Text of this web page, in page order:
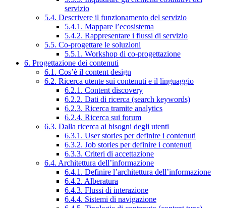
servizio
5.4. Descrivere il funzionamento del servizio
5.4.1. Mappare l’ecosistema
5.4.2. Rappresentare i flussi di servizio
5.5. Co-progettare le soluzioni
5.5.1. Workshop di co-progettazione
6. Progettazione dei contenuti
6.1. Cos’è il content design
6.2. Ricerca utente sui contenuti e il linguaggio
6.2.1. Content discovery
6.2.2. Dati di ricerca (search keywords)
6.2.3. Ricerca tramite analytics
6.2.4. Ricerca sui forum
6.3. Dalla ricerca ai bisogni degli utenti
6.3.1. User stories per definire i contenuti
6.3.2. Job stories per definire i contenuti
6.3.3. Criteri di accettazione
6.4. Architettura dell’informazione
6.4.1. Definire l’architettura dell’informazione
6.4.2. Alberatura
6.4.3. Flussi di interazione
6.4.4. Sistemi di navigazione